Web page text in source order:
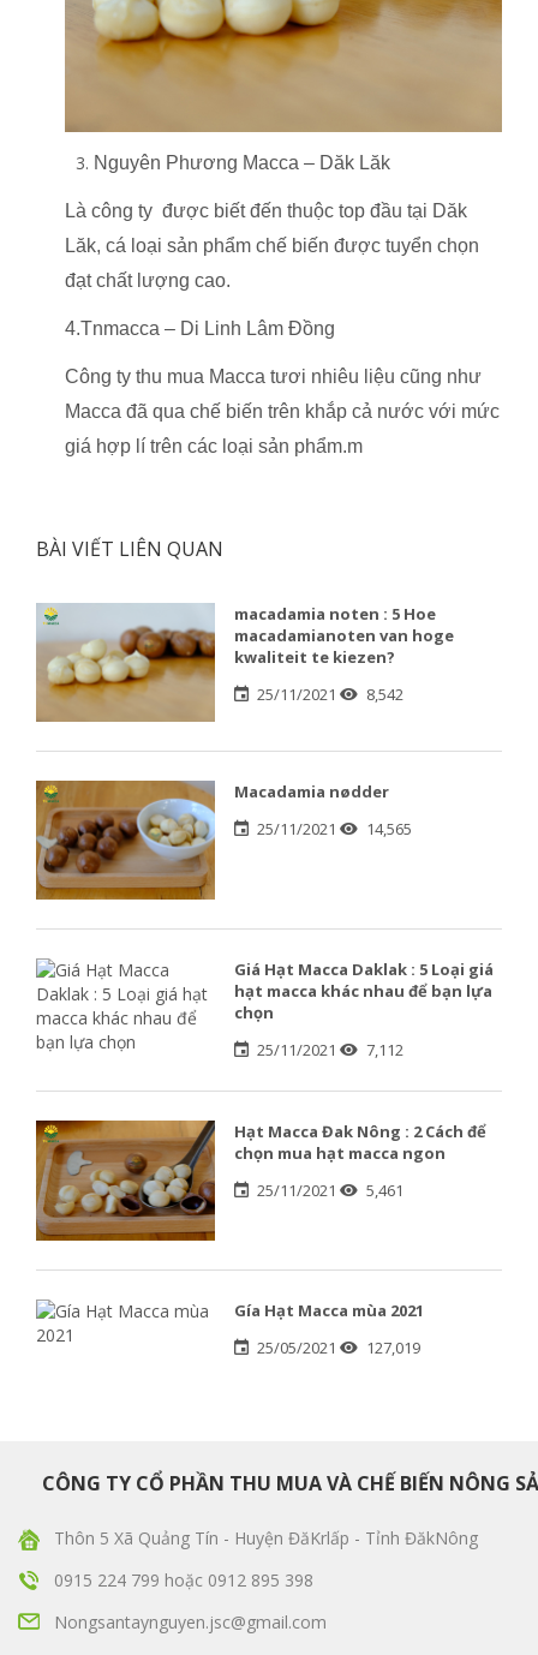
Nguyên Phương Macca – Dăk Lăk
Là công ty được biết đến thuộc top đầu tại Dăk
Lăk, cá loại sản phẩm chế biến được tuyển chọn
đạt chất lượng cao.
4.Tnmacca – Di Linh Lâm Đồng
Công ty thu mua Macca tươi nhiêu liệu cũng như
Macca đã qua chế biến trên khắp cả nước với mức
giá hợp lí trên các loại sản phẩm.m
BÀI VIẾT LIÊN QUAN
macadamia noten : 5 Hoe
macadamianoten van hoge
kwaliteit te kiezen?
25/11/2021
8,542
Macadamia nødder
25/11/2021
14,565
Giá Hạt Macca Daklak : 5 Loại giá
hạt macca khác nhau để bạn lựa
chọn
25/11/2021
7,112
Hạt Macca Đak Nông : 2 Cách để
chọn mua hạt macca ngon
25/11/2021
5,461
Gía Hạt Macca mùa 2021
25/05/2021
127,019
CÔNG TY CỔ PHẦN THU MUA VÀ CHẾ BIẾN NÔNG
Thôn 5 Xã Quảng Tín - Huyện ĐăKrlấp - Tỉnh ĐăkNông
0915 224 799 hoặc 0912 895 398
Nongsantaynguyen.jsc@gmail.com